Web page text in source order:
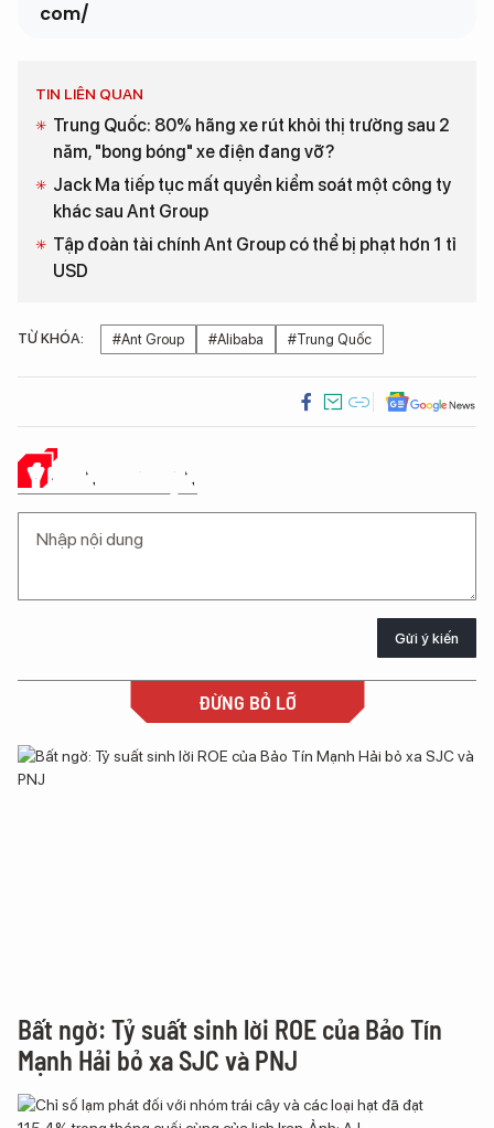
com/
TIN LIÊN QUAN
Trung Quốc: 80% hãng xe rút khỏi thị trường sau 2
năm, "bong bóng" xe điện đang vỡ?
Jack Ma tiếp tục mất quyền kiểm soát một công ty
khác sau Ant Group
Tập đoàn tài chính Ant Group có thể bị phạt hơn 1 tỉ
USD
TỪ KHÓA: #Ant Group #Alibaba #Trung Quốc
Ý KIẾN CỦA BẠN
Gửi ý kiến
ĐỪNG BỎ LỠ
Bất ngờ: Tỷ suất sinh lời ROE của Bảo Tín
Mạnh Hải bỏ xa SJC và PNJ